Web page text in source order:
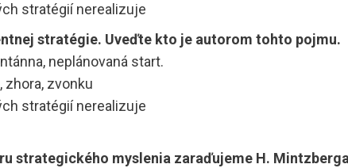
stratégií nerealizuje
stratégie. Uveďte kto je autorom tohto pojmu.
neplánovaná start.
zhora, zvonku
stratégií nerealizuje
strategického myslenia zaraďujeme H.